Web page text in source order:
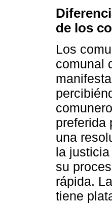
de los
Los
comunal
preferida
una
la
su
rápida.
tiene